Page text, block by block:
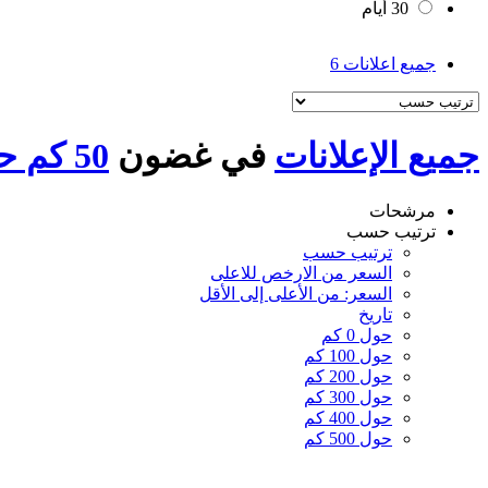
30 أيام
جميع اعلانات 6
جميع الإعلانات في غضون 50 كم حول المطرية
مرشحات
ترتيب حسب
ترتيب حسب
السعر من الارخص للاعلى
السعر: من الأعلى إلى الأقل
تاريخ
حول 0 كم
حول 100 كم
حول 200 كم
حول 300 كم
حول 400 كم
حول 500 كم